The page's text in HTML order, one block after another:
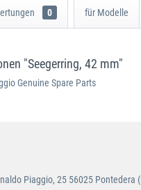
0 für Modelle
"Seegerring, 42 mm"
Genuine Spare Parts
Piaggio, 25 56025 Pontedera